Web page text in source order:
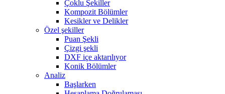
Çoklu Şekiller
Kompozit Bölümler
Kesikler ve Delikler
Özel şekiller
Puan Şekli
Çizgi şekli
DXF içe aktarılıyor
Konik Bölümler
Analiz
Başlarken